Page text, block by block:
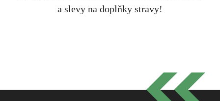
a slevy na doplňky stravy!